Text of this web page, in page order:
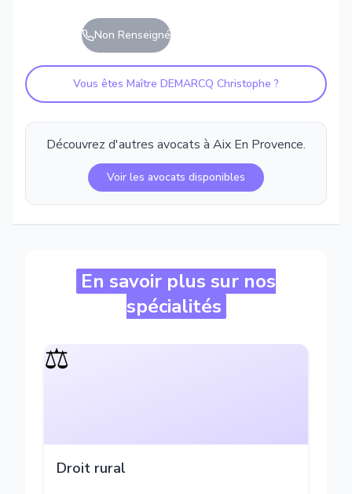
Non Renseigné
Vous êtes Maître DEMARCQ Christophe ?
Découvrez d'autres avocats à Aix En Provence.
Voir les avocats disponibles
En savoir plus sur nos
spécialités
⚖️
Droit rural